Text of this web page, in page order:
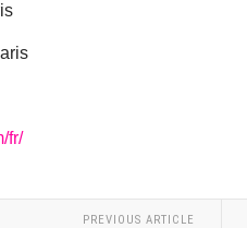
fr/
PREVIOUS ARTICLE